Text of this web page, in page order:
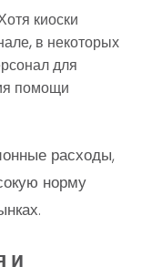
киоски
в некоторых
для
помощи
расходы,
норму
и